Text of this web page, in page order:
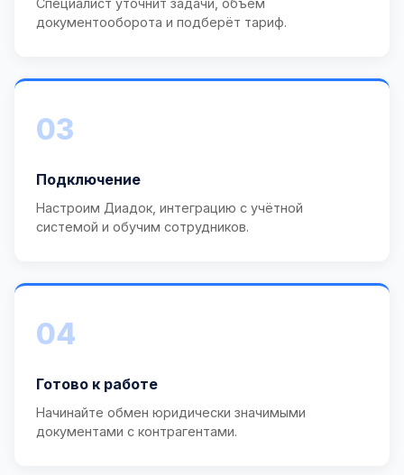
Специалист уточнит задачи, объём
документооборота и подберёт тариф.
03
Подключение
Настроим Диадок, интеграцию с учётной
системой и обучим сотрудников.
04
Готово к работе
Начинайте обмен юридически значимыми
документами с контрагентами.